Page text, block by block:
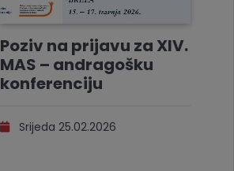
Poziv na prijavu za XIV.
MAS – andragošku
konferenciju
Srijeda 25.02.2026